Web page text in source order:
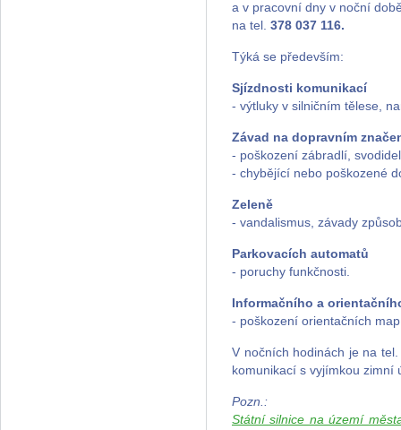
a v pracovní dny v noční
na tel. 378 037 116.
Týká se především:
Sjízdnosti komunikací
- výtluky v silničním tělese,
Závad na dopravním
- poškození zábradlí,
- chybějící nebo poškozené
Zeleně
- vandalismus, závady
Parkovacích automatů
- poruchy funkčnosti.
Informačního a
- poškození orientačních
V nočních hodinách je na tel.
komunikací s vyjímkou zimní
Pozn.:
Státní silnice na území